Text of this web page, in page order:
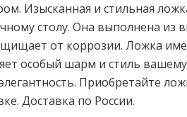
Изысканная и стильная
столу. Она выполнена
от коррозии. Ложка
особый шарм и стиль
Приобретайте
Доставка по России.